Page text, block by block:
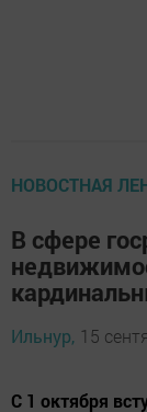
НОВОСТНАЯ
В сфере
Ильнур, 15
С 1 октября